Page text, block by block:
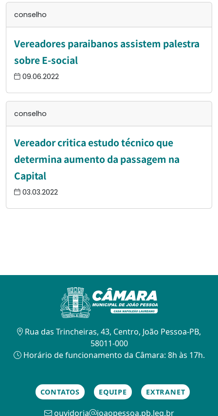
conselho
Vereadores paraibanos assistem palestra
sobre E-social
09.06.2022
conselho
Vereador critica estudo técnico que
determina aumento da passagem na
Capital
03.03.2022
Rua das Trincheiras, 43, Centro, João Pessoa-PB,
58011-000
Horário de funcionamento da Câmara: 8h às 17h.
CONTATOS EQUIPE EXTRANET
ouvidoria joaopessoa.pb.leg.br